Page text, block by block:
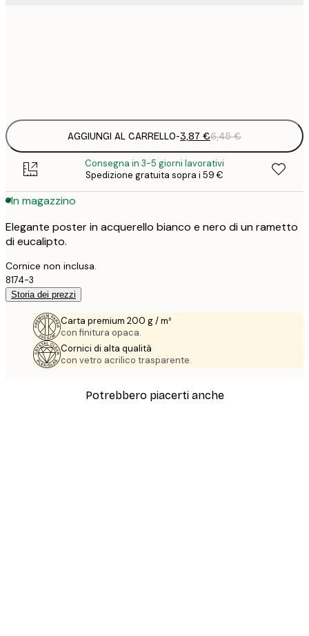
AGGIUNGI AL CARRELLO-3,87 €6,45 €
Consegna in 3-5 giorni lavorativi
Spedizione gratuita sopra i 59 €
In magazzino
Elegante poster in acquerello bianco e nero di un rametto
di eucalipto.
Cornice non inclusa.
8174-3
Storia dei prezzi
Carta premium 200 g / m²
con finitura opaca.
Cornici di alta qualità
con vetro acrilico trasparente.
Potrebbero piacerti anche